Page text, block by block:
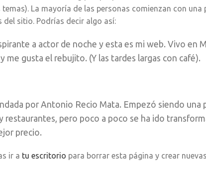
La mayoría de las personas comienzan con una
del sitio. Podrías decir algo así:
a actor de noche y esta es mi web. Vivo en
me gusta el rebujito. (Y las tardes largas con café).
por Antonio Recio Mata. Empezó siendo una
restaurantes, pero poco a poco se ha ido
precio.
ir a tu escritorio para borrar esta página y crear